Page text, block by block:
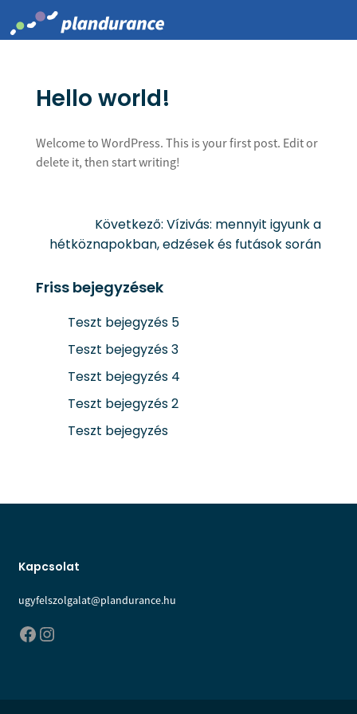
Hello world!
Welcome to WordPress. This is your first post. Edit or
delete it, then start writing!
Bejegyzés
Következő: Vízivás: mennyit igyunk a
hétköznapokban, edzések és futások során
Friss bejegyzések
Teszt bejegyzés 5
Teszt bejegyzés 3
Teszt bejegyzés 4
Teszt bejegyzés 2
Teszt bejegyzés
Kapcsolat
ugyfelszolgalat@plandurance.hu
Facebook
Instagram